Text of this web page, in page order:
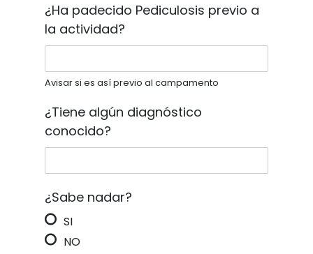
¿Ha padecido Pediculosis previo a
la actividad?
Avisar si es así previo al campamento
¿Tiene algún diagnóstico
conocido?
¿Sabe nadar?
SI
NO